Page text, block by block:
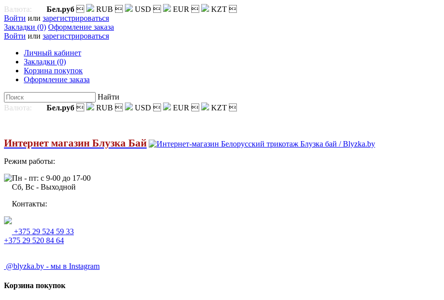
Валюта: Бел.руб  RUB  USD  EUR  KZT 
Войти или зарегистрироваться
Закладки (0) Оформление заказа
Войти или зарегистрироваться
Личный кабинет
Закладки (0)
Корзина покупок
Оформление заказа
Найти
Валюта:
Бел.руб  RUB  USD  EUR  KZT 
Интернет магазин Блузка Бай
Режим работы:
Пн - пт: с 9-00 до 17-00
Сб, Вс - Выходной
Контакты:
+375 29 524 59 33
+375 29 520 84 64
@blyzka.by - мы в Instagram
Корзина покупок